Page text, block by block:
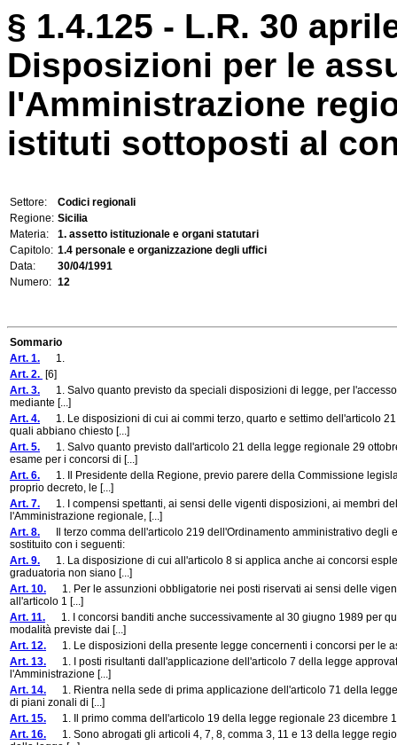
§ 1.4.125 - L.R. 30
Disposizioni per le
l'Amministrazione
istituti sottoposti al
Settore:
Codici regionali
Regione: Sicilia
Materia:
1. assetto istituzionale e organi statutari
Capitolo: 1.4 personale e organizzazione degli uffici
Data:
30/04/1991
Numero: 12
Sommario
Art. 1. 1.
Art. 2. [6]
Art. 3. 1. Salvo quanto previsto da speciali disposizioni di legge, per
mediante [...]
Art. 4. 1. Le disposizioni di cui ai commi terzo, quarto e settimo dell'articolo
quali abbiano chiesto [...]
Art. 5. 1. Salvo quanto previsto dall'articolo 21 della legge regionale 29
esame per i concorsi di [...]
Art. 6. 1. Il Presidente della Regione, previo parere della Commissione
proprio decreto, le [...]
Art. 7. 1. I compensi spettanti, ai sensi delle vigenti disposizioni, ai membri
l'Amministrazione regionale, [...]
Art. 8. Il terzo comma dell'articolo 219 dell'Ordinamento amministrativo degli
sostituito con i seguenti:
Art. 9. 1. La disposizione di cui all'articolo 8 si applica anche ai concorsi
graduatoria non siano [...]
Art. 10. 1. Per le assunzioni obbligatorie nei posti riservati ai sensi delle
all'articolo 1 [...]
Art. 11. 1. I concorsi banditi anche successivamente al 30 giugno 1989 per
modalità previste dai [...]
Art. 12. 1. Le disposizioni della presente legge concernenti i concorsi per le
Art. 13. 1. I posti risultanti dall'applicazione dell'articolo 7 della legge
l'Amministrazione [...]
Art. 14. 1. Rientra nella sede di prima applicazione dell'articolo 71 della
di piani zonali di [...]
Art. 15. 1. Il primo comma dell'articolo 19 della legge regionale 23 dicembre
Art. 16. 1. Sono abrogati gli articoli 4, 7, 8, comma 3, 11 e 13 della legge